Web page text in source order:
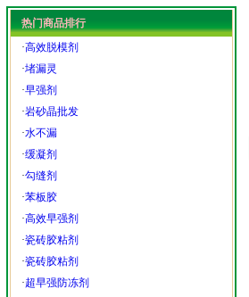
热门商品排行
·高效脱模剂
·堵漏灵
·早强剂
·岩砂晶批发
·水不漏
·缓凝剂
·勾缝剂
·苯板胶
·高效早强剂
·瓷砖胶粘剂
·瓷砖胶粘剂
·超早强防冻剂